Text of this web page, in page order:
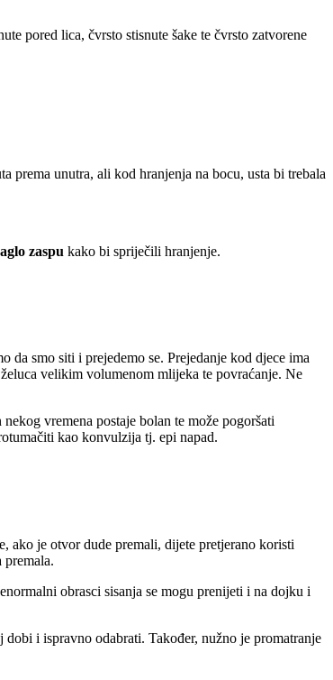
pored lica, čvrsto stisnute šake te čvrsto zatvorene
prema unutra, ali kod hranjenja na bocu, usta bi trebala
zaspu kako bi spriječili hranjenje.
smo siti i prejedemo se. Prejedanje kod djece ima
velikim volumenom mlijeka te povraćanje. Ne
vremena postaje bolan te može pogoršati
kao konvulzija tj. epi napad.
ako je otvor dude premali, dijete pretjerano koristi
premala.
obrasci sisanja se mogu prenijeti i na dojku i
i ispravno odabrati. Također, nužno je promatranje